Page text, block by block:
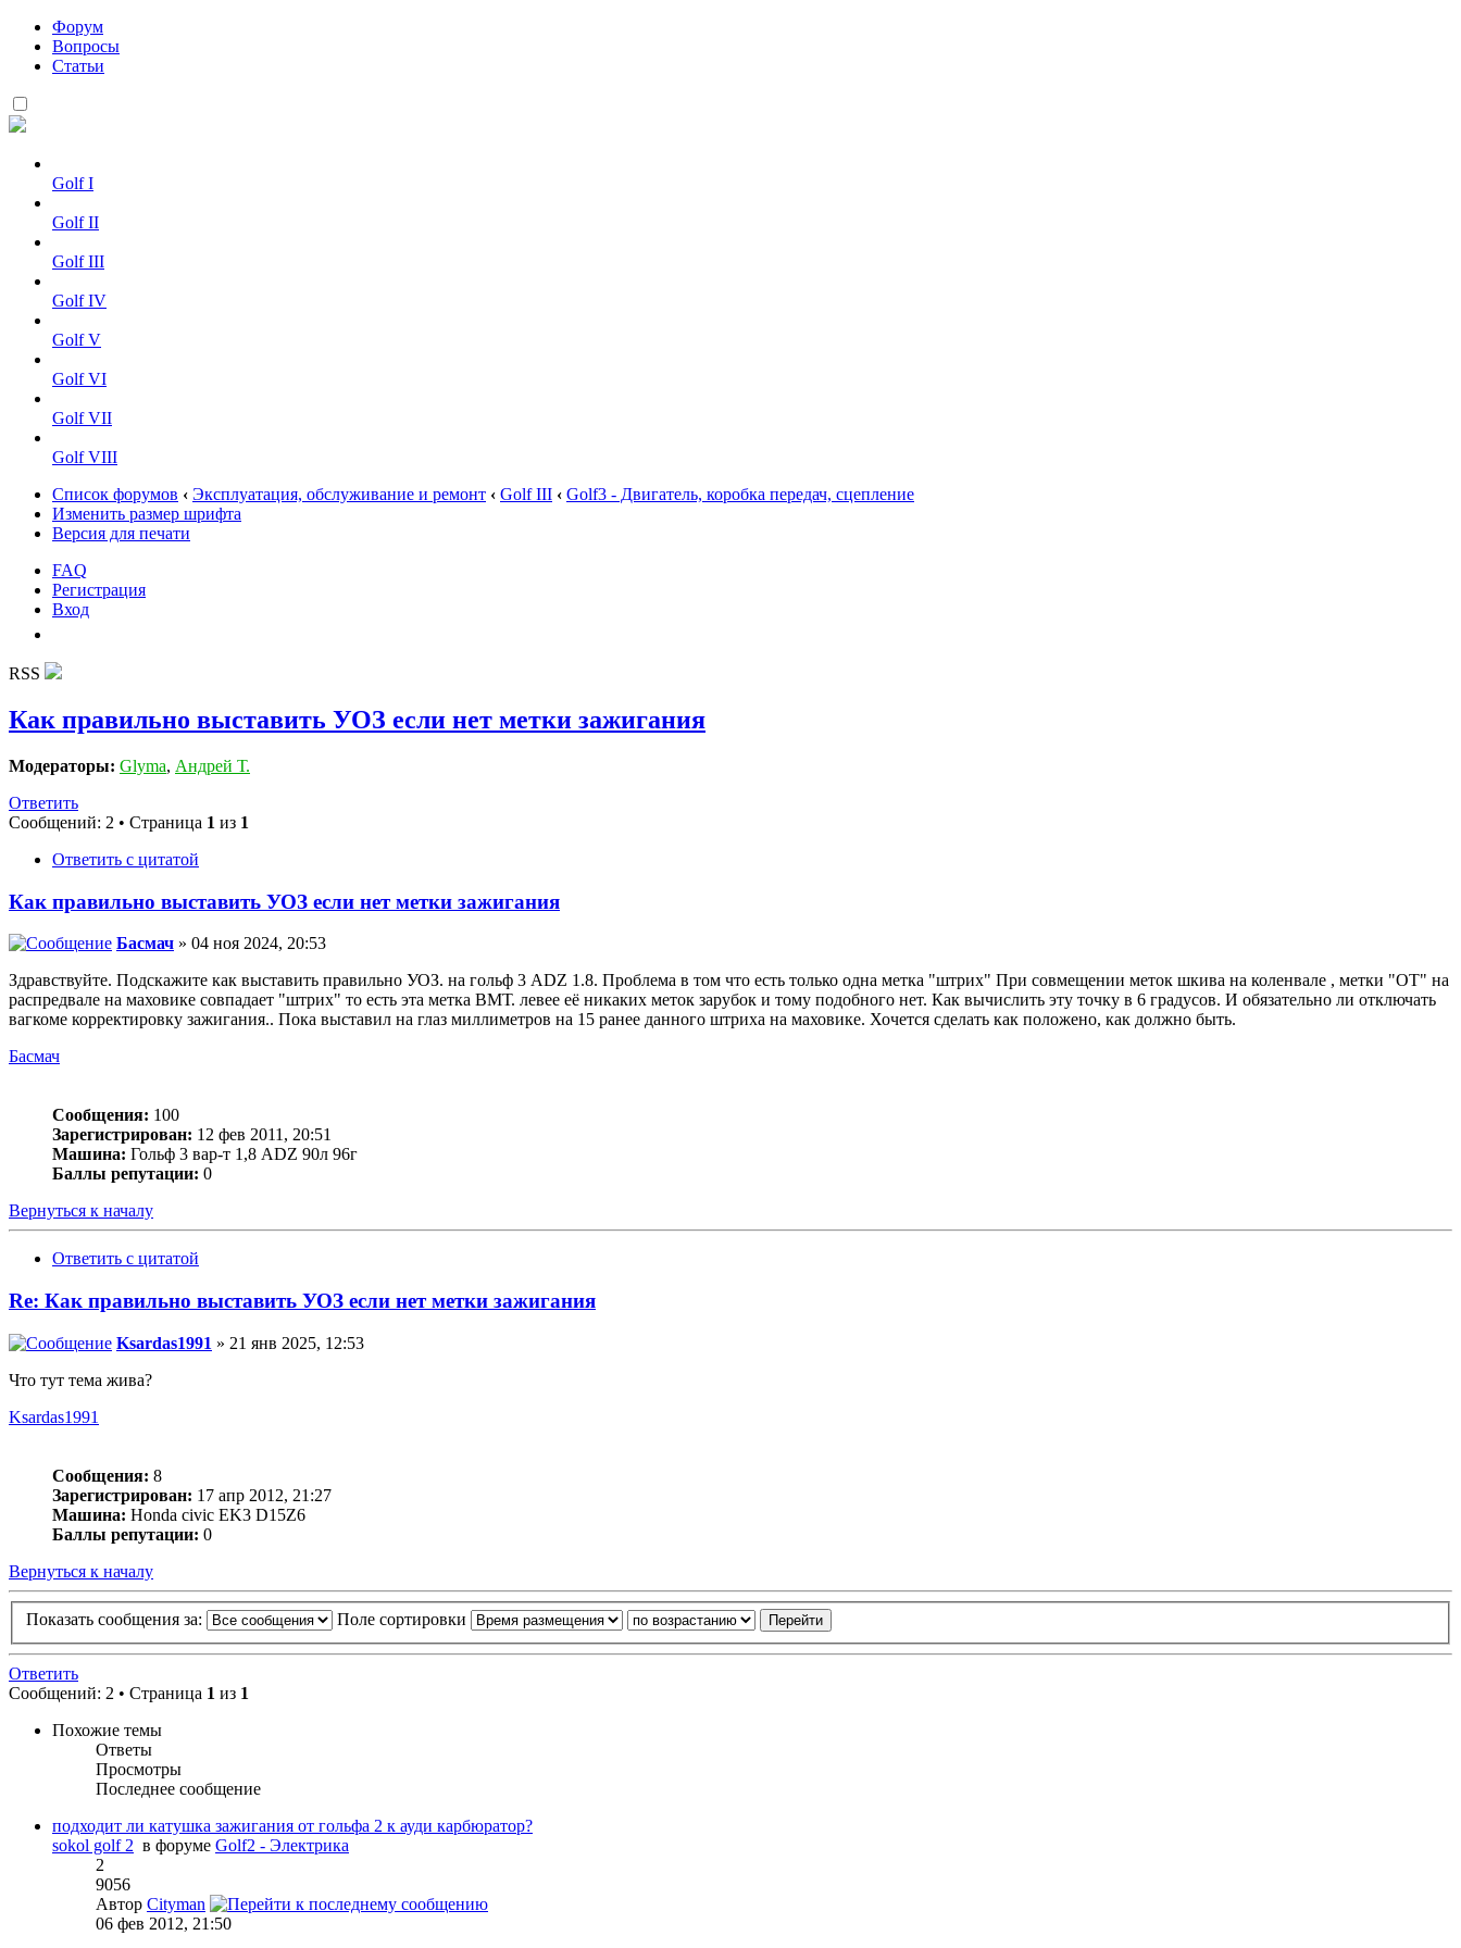
Форум
Вопросы
Статьи
Golf I
Golf II
Golf III
Golf IV
Golf V
Golf VI
Golf VII
Golf VIII
Список форумов ‹ Эксплуатация, обслуживание и ремонт ‹ Golf III ‹ Golf3 - Двигатель, коробка передач, сцепление
Изменить размер шрифта
Версия для печати
FAQ
Регистрация
Вход
RSS
Как правильно выставить УОЗ если нет метки зажигания
Модераторы: Glyma, Андрей Т.
Ответить
Сообщений: 2 • Страница 1 из 1
Ответить с цитатой
Как правильно выставить УОЗ если нет метки зажигания
Басмач » 04 ноя 2024, 20:53
Здравствуйте. Подскажите как выставить правильно УОЗ. на гольф 3 ADZ 1.8. Проблема в том что есть только одна метка "штрих" При совмещении меток шкива на коленвале , метки "ОТ" на
распредвале на маховике совпадает "штрих" то есть эта метка ВМТ. левее её никаких меток зарубок и тому подобного нет. Как вычислить эту точку в 6 градусов. И обязательно ли отключать
вагкоме корректировку зажигания.. Пока выставил на глаз миллиметров на 15 ранее данного штриха на маховике. Хочется сделать как положено, как должно быть.
Басмач
Сообщения: 100
Зарегистрирован: 12 фев 2011, 20:51
Машина: Гольф 3 вар-т 1,8 ADZ 90л 96г
Баллы репутации: 0
Вернуться к началу
Ответить с цитатой
Re: Как правильно выставить УОЗ если нет метки зажигания
Ksardas1991 » 21 янв 2025, 12:53
Что тут тема жива?
Ksardas1991
Сообщения: 8
Зарегистрирован: 17 апр 2012, 21:27
Машина: Honda civic EK3 D15Z6
Баллы репутации: 0
Вернуться к началу
Показать сообщения за: Поле сортировки
Ответить
Сообщений: 2 • Страница 1 из 1
Похожие темы
Ответы
Просмотры
Последнее сообщение
подходит ли катушка зажигания от гольфа 2 к ауди карбюратор?
sokol golf 2 в форуме Golf2 - Электрика
2
9056
Автор Cityman
06 фев 2012, 21:50